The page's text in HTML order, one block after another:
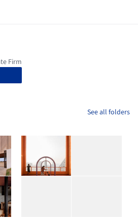
See all folders